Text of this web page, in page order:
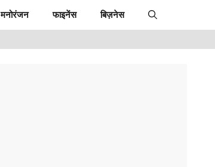
मनोरंजन फाइनेंस बिज़नेस